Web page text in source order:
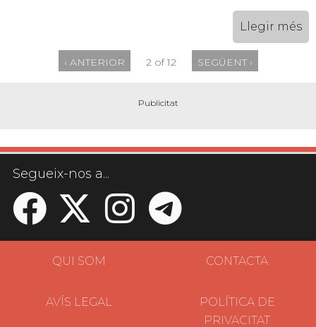
Llegir més
‹ ANTERIOR 2 of 12 SEGÜENT ›
Segueix-nos a...
QUI SOM CONTACTA
AVÍS LEGAL
POLÍTICA DE
PRIVACITAT